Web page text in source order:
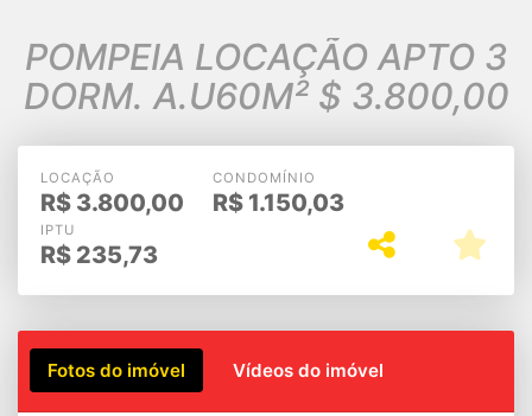
POMPEIA LOCAÇÃO APTO 3
DORM. A.U60M² $ 3.800,00
LOCAÇÃO
R$ 3.800,00
CONDOMÍNIO
R$ 1.150,03
IPTU
R$ 235,73
Fotos do imóvel Vídeos do imóvel